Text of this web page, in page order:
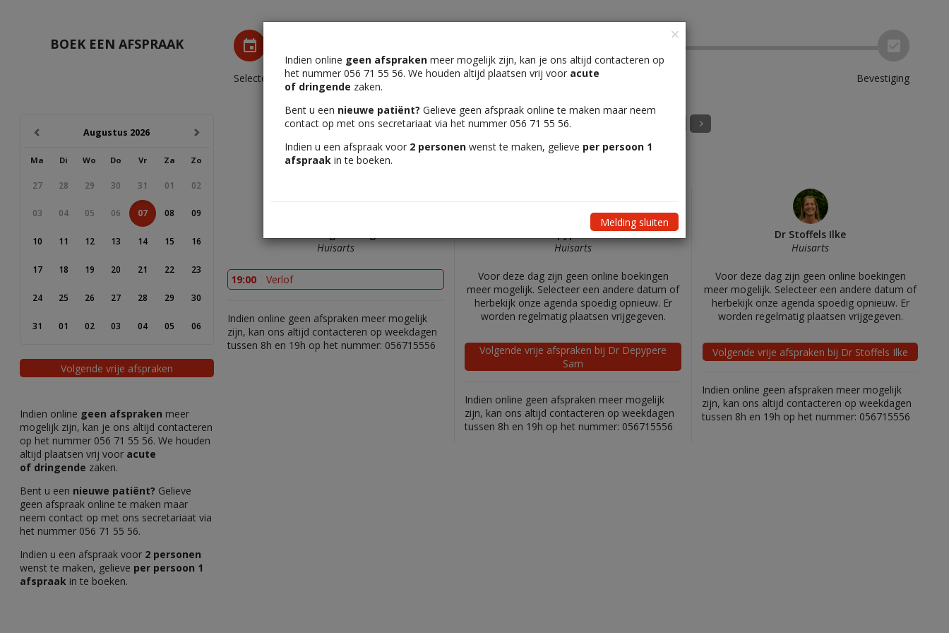
Indien online geen afspraken meer mogelijk zijn, kan je ons altijd contacteren op
het nummer 056 71 55 56. We houden altijd plaatsen vrij voor acute
of dringende zaken.
Bent u een nieuwe patiënt? Gelieve geen afspraak online te maken maar neem
contact op met ons secretariaat via het nummer 056 71 55 56.
Indien u een afspraak voor 2 personen wenst te maken, gelieve per persoon 1
afspraak in te boeken.
Melding sluiten
BOEK EEN AFSPRAAK
Selecteer een tijdstip Vul uw gegevens in Bevestiging
Augustus 2026
Ma Di Wo Do Vr Za Zo
27 28 29 30 31 01 02
03 04 05 06 07 08 09
10 11 12 13 14 15 16
17 18 19 20 21 22 23
24 25 26 27 28 29 30
31 01 02 03 04 05 06
Volgende vrije afspraken
Indien online geen afspraken meer
mogelijk zijn, kan je ons altijd contacteren
op het nummer 056 71 55 56. We houden
altijd plaatsen vrij voor acute
of dringende zaken.
Bent u een nieuwe patiënt? Gelieve
geen afspraak online te maken maar
neem contact op met ons secretariaat via
het nummer 056 71 55 56.
Indien u een afspraak voor 2 personen
wenst te maken, gelieve per persoon 1
afspraak in te boeken.
vandaag Morgen
vrijdag 7 augustus 2026
Huisarts
19:00 Verlof
Indien online geen afspraken meer mogelijk
zijn, kan ons altijd contacteren op weekdagen
tussen 8h en 19h op het nummer: 056715556
Dr Depypere Sam
Huisarts
Voor deze dag zijn geen online boekingen
meer mogelijk. Selecteer een andere datum of
herbekijk onze agenda spoedig opnieuw. Er
worden regelmatig plaatsen vrijgegeven.
Volgende vrije afspraken bij Dr Depypere
Sam
Indien online geen afspraken meer mogelijk
zijn, kan ons altijd contacteren op weekdagen
tussen 8h en 19h op het nummer: 056715556
Dr Stoffels Ilke
Huisarts
Voor deze dag zijn geen online boekingen
meer mogelijk. Selecteer een andere datum of
herbekijk onze agenda spoedig opnieuw. Er
worden regelmatig plaatsen vrijgegeven.
Volgende vrije afspraken bij Dr Stoffels Ilke
Indien online geen afspraken meer mogelijk
zijn, kan ons altijd contacteren op weekdagen
tussen 8h en 19h op het nummer: 056715556